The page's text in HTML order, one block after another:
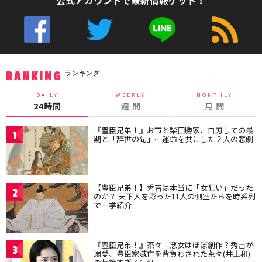
RANKING ランキング
DAILY
24時間
WEEKLY
週 間
MONTHLY
月 間
1 『豊臣兄弟！』お市と柴田勝家、自刃しての最
期と「辞世の句」…運命を共にした２人の悲劇
2 【豊臣兄弟！】秀吉は本当に「女狂い」だった
のか？ 天下人を彩った11人の側室たちを時系列
で一挙紹介
3 『豊臣兄弟！』茶々＝悪女はほぼ創作？秀吉が
溺愛、豊臣家滅亡を背負わされた茶々(井上和)